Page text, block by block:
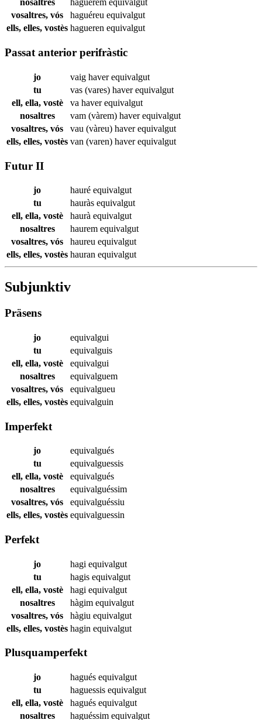
nosaltres haguérem equivalgut
vosaltres, vós
haguéreu equivalgut
ells, elles, vostès hagueren equivalgut
Passat anterior perifràstic
jo vaig haverequivalgut
tu
vas (vares) haverequivalgut
ell, ella, vostè
va haverequivalgut
nosaltres
vam (vàrem) haverequivalgut
vosaltres, vós
vau (vàreu) haverequivalgut
ells, elles, vostès van (varen) haverequivalgut
Futur II
jo hauré equivalgut
tu
hauràs equivalgut
ell, ella, vostè
haurà equivalgut
nosaltres
haurem equivalgut
vosaltres, vós
haureu equivalgut
ells, elles, vostès hauran equivalgut
Subjunktiv
Präsens
jo
equivalgui
tu
equivalguis
ell, ella, vostè
equivalgui
nosaltres
equivalguem
vosaltres, vós
equivalgueu
ells, elles, vostès equivalguin
Imperfekt
jo
equivalgués
tu
equivalguessis
ell, ella, vostè
equivalgués
nosaltres
equivalguéssim
vosaltres, vós
equivalguéssiu
ells, elles, vostès equivalguessin
Perfekt
jo hagi equivalgut
tu
hagis equivalgut
ell, ella, vostè
hagi equivalgut
nosaltres
hàgim equivalgut
vosaltres, vós
hàgiu equivalgut
ells, elles, vostès hagin equivalgut
Plusquamperfekt
jo hagués equivalgut
tu
haguessis equivalgut
ell, ella, vostè
hagués equivalgut
nosaltres
haguéssim equivalgut